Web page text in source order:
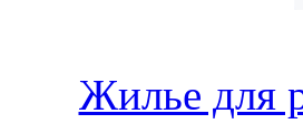
Жилье для